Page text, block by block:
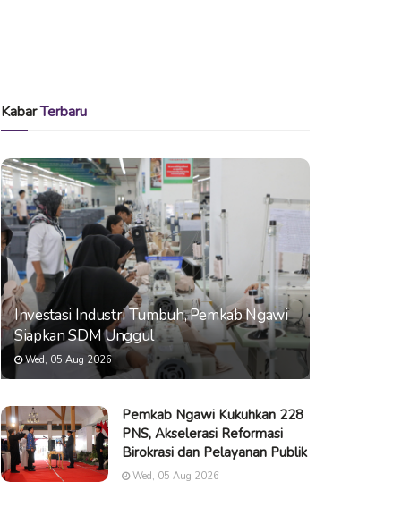
KabarTerbaru
Investasi Industri Tumbuh, Pemkab Ngawi
Siapkan SDM Unggul
Wed, 05 Aug 2026
Pemkab Ngawi Kukuhkan 228
PNS, Akselerasi Reformasi
Birokrasi dan Pelayanan Publik
Wed, 05 Aug 2026